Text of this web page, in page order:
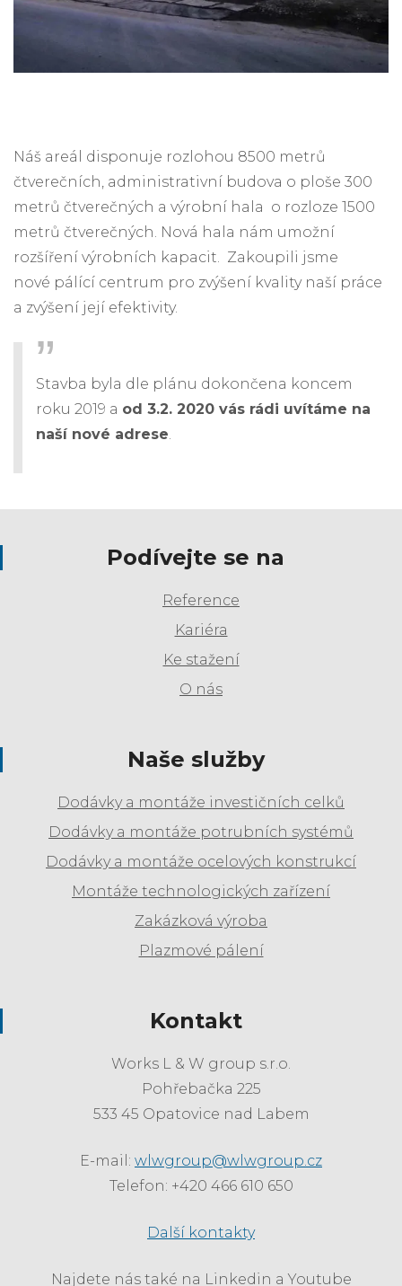
Náš areál disponuje rozlohou 8500 metrů
čtverečních, administrativní budova o ploše 300
metrů čtverečných a výrobní hala o rozloze 1500
metrů čtverečných. Nová hala nám umožní
rozšíření výrobních kapacit. Zakoupili jsme
nové pálící centrum pro zvýšení kvality naší práce
a zvýšení její efektivity.
Stavba byla dle plánu dokončena koncem
roku 2019 a od 3.2. 2020 vás rádi uvítáme na
naší nové adrese.
Podívejte se na
Reference
Kariéra
Ke stažení
O nás
Naše služby
Dodávky a montáže investičních celků
Dodávky a montáže potrubních systémů
Dodávky a montáže ocelových konstrukcí
Montáže technologických zařízení
Zakázková výroba
Plazmové pálení
Kontakt
Works L & W group s.r.o.
Pohřebačka 225
533 45 Opatovice nad Labem
E-mail: wlwgroup@wlwgroup.cz
Telefon: +420 466 610 650
Další kontakty
Najdete nás také na Linkedin a Youtube